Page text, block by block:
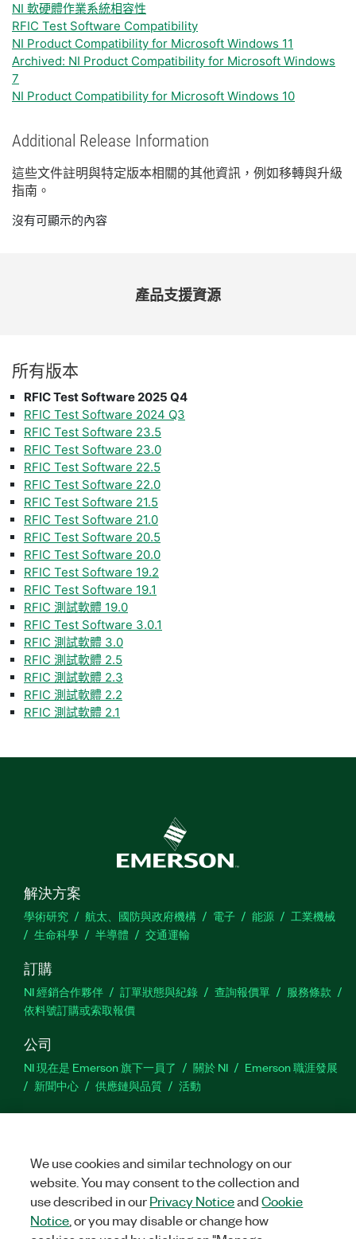
NI 軟硬體作業系統相容性
RFIC Test Software Compatibility
NI Product Compatibility for Microsoft Windows 11
Archived: NI Product Compatibility for Microsoft Windows
7
NI Product Compatibility for Microsoft Windows 10
Additional Release Information
這些文件註明與特定版本相關的其他資訊， 例如移轉與升級
指南。
沒有可顯示的內容
產品支援資源
所有版本
RFIC Test Software 2025 Q4
RFIC Test Software 2024 Q3
RFIC Test Software 23.5
RFIC Test Software 23.0
RFIC Test Software 22.5
RFIC Test Software 22.0
RFIC Test Software 21.5
RFIC Test Software 21.0
RFIC Test Software 20.5
RFIC Test Software 20.0
RFIC Test Software 19.2
RFIC Test Software 19.1
RFIC 測試軟體 19.0
RFIC Test Software 3.0.1
RFIC 測試軟體 3.0
RFIC 測試軟體 2.5
RFIC 測試軟體 2.3
RFIC 測試軟體 2.2
RFIC 測試軟體 2.1
解決方案
學術研究 航太、國防與政府機構 電子 能源
工業機械
生命科學
半導體 交通運輸
訂購
NI 經銷合作夥伴 訂單狀態與紀錄 查詢報價單
服務條款
依料號訂購或索取報價
公司
NI 現在是 Emerson 旗下一員了 關於 NI
Emerson 職涯發展
新聞中心
供應鏈與品質 活動
支援
站建議
TwitterFacebook
We use cookies and similar technology on our
website. You may consent to the collection and
use described in ourPrivacy NoticeandCookie
Notice , or you may disable or change how